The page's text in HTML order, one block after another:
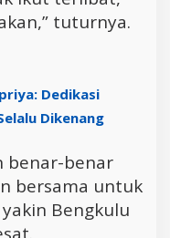
tuturnya.
Dedikasi
Dikenang
benar-benar
bersama untuk
Bengkulu